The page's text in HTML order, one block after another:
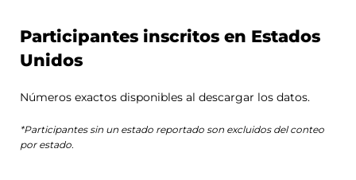
Participantes inscritos en Estados
Unidos
Números exactos disponibles al descargar los datos.
*Participantes sin un estado reportado son excluidos del conteo
por estado.